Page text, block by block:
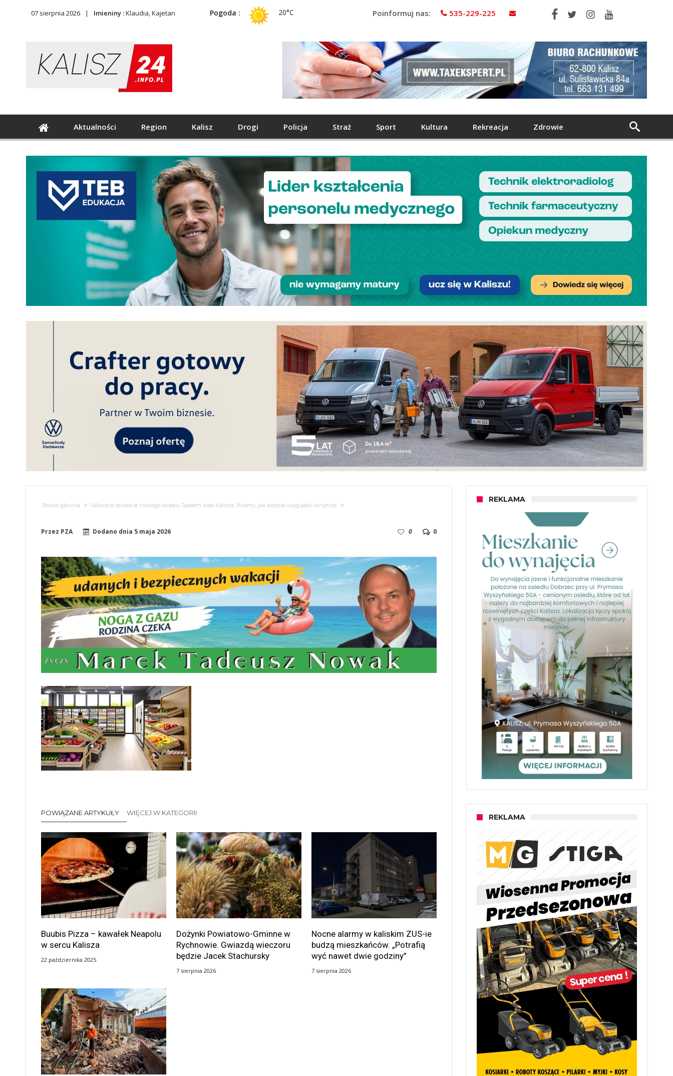
07 sierpnia 2026 Imieniny :Klaudia, Kajetan Pogoda : 20°C Poinformuj nas: 535-229-225
Aktualności Region Kalisz Drogi Policja Straż Sport Kultura Rekreacja Zdrowie
Strona główna Wkrótce otwarcie nowego sklepu Społem koło Kalisza. Wiemy, jak będzie wyglądać wnętrze
Przez PZA Dodano dnia 5 maja 2026 0
0
POWIĄZANE ARTYKUŁY WIĘCEJ W KATEGORII
Buubis Pizza – kawałek Neapolu
w sercu Kalisza
22 października 2025
Dożynki Powiatowo-Gminne w
Rychnowie. Gwiazdą wieczoru
będzie Jacek Stachursky
7 sierpnia 2026
Nocne alarmy w kaliskim ZUS-ie
budzą mieszkańców. „Potrafią
wyć nawet dwie godziny”
7 sierpnia 2026
REKLAMA
REKLAMA